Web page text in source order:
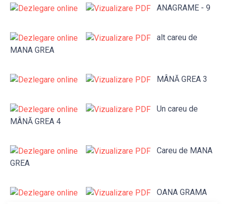
ANAGRAME - 9
alt careu de
MANA GREA
MÂNĂ GREA 3
Un careu de
MÂNĂ GREA 4
Careu de MANA
GREA
OANA GRAMA